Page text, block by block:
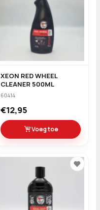
XEON RED WHEEL
CLEANER 500ML
60414
€12,95
Voeg toe